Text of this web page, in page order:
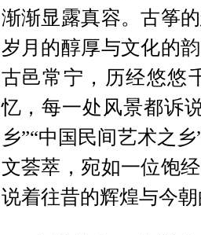
渐渐显露真容。古筝
岁月的醇厚与文化的
古邑常宁，历经悠悠
忆，每一处风景都诉
乡”“中国民间艺术之
文荟萃，宛如一位饱
说着往昔的辉煌与今